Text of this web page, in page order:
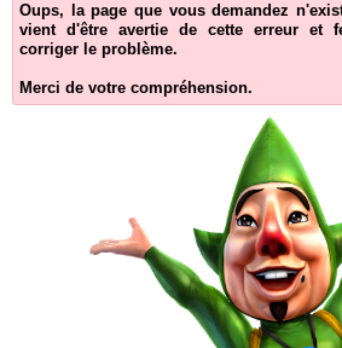
Oups, la page que vous demandez
vient d'être avertie de cette erreur et
corriger le problème.
Merci de votre compréhension.